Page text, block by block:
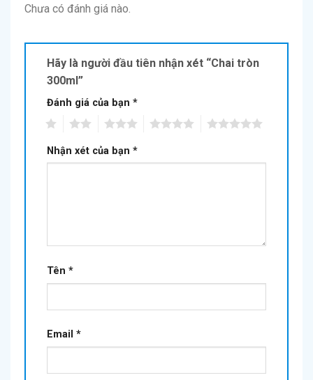
Chưa có đánh giá nào.
Hãy là người đầu tiên nhận xét “Chai tròn
300ml”
Đánh giá của bạn *
Nhận xét của bạn *
Tên *
Email *